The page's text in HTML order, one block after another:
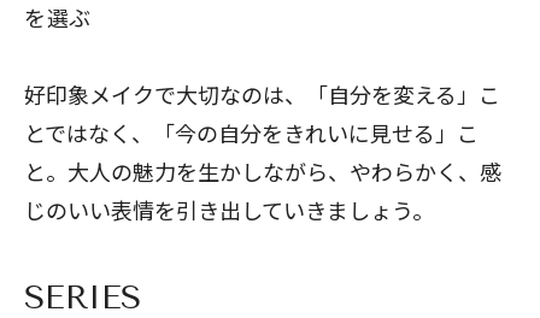
を選ぶ
好印象メイクで大切なのは、「自分を変える」こ
とではなく、「今の自分をきれいに見せる」こ
と。大人の魅力を生かしながら、やわらかく、感
じのいい表情を引き出していきましょう。
SERIES